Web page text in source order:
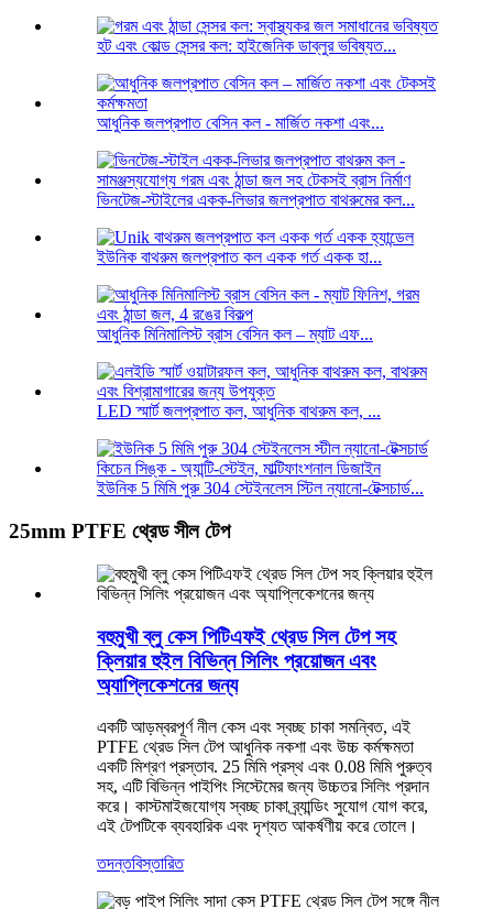
হট এবং কোল্ড সেন্সর কল: হাইজেনিক ডাব্লুর ভবিষ্যত...
আধুনিক জলপ্রপাত বেসিন কল - মার্জিত নকশা এবং...
ভিনটেজ-স্টাইলের একক-লিভার জলপ্রপাত বাথরুমের কল...
ইউনিক বাথরুম জলপ্রপাত কল একক গর্ত একক হা...
আধুনিক মিনিমালিস্ট ব্রাস বেসিন কল – ম্যাট এফ...
LED স্মার্ট জলপ্রপাত কল, আধুনিক বাথরুম কল, ...
ইউনিক 5 মিমি পুরু 304 স্টেইনলেস স্টিল ন্যানো-টেক্সচার্ড...
25mm PTFE থ্রেড সীল টেপ
বহুমুখী ব্লু কেস পিটিএফই থ্রেড সিল টেপ সহ
ক্লিয়ার হুইল বিভিন্ন সিলিং প্রয়োজন এবং
অ্যাপ্লিকেশনের জন্য
একটি আড়ম্বরপূর্ণ নীল কেস এবং স্বচ্ছ চাকা সমন্বিত, এই
PTFE থ্রেড সিল টেপ আধুনিক নকশা এবং উচ্চ কর্মক্ষমতা
একটি মিশ্রণ প্রস্তাব. 25 মিমি প্রস্থ এবং 0.08 মিমি পুরুত্ব
সহ, এটি বিভিন্ন পাইপিং সিস্টেমের জন্য উচ্চতর সিলিং প্রদান
করে। কাস্টমাইজযোগ্য স্বচ্ছ চাকা ব্র্যান্ডিং সুযোগ যোগ করে,
এই টেপটিকে ব্যবহারিক এবং দৃশ্যত আকর্ষণীয় করে তোলে।
তদন্তবিস্তারিত